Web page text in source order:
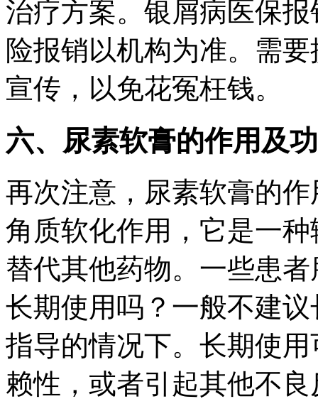
治疗方案。银屑病医保
险报销以机构为准。需
宣传，以免花冤枉钱。
六、尿素软膏的作用及
再次注意，尿素软膏的
角质软化作用，它是一
替代其他药物。一些患
长期使用吗？一般不建
指导的情况下。长期使
赖性，或者引起其他不良